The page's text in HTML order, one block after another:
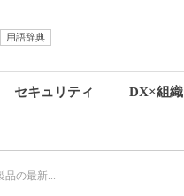
用語辞典
セキュリティ DX×組織
品の最新...